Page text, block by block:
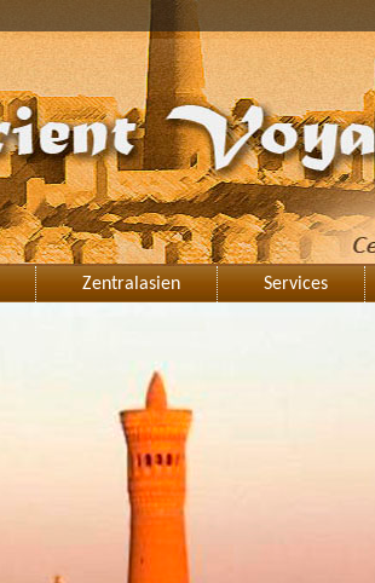
Zentralasien Services